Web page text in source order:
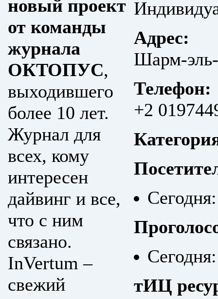
новый проект
от команды
журнала
ОКТОПУС,
выходившего
более 10 лет.
Журнал для
всех, кому
интересен
дайвинг и все,
что с ним
связано.
InVertum –
свежий
Адрес:
Шарм-
Телефон:
+2
тИЦ